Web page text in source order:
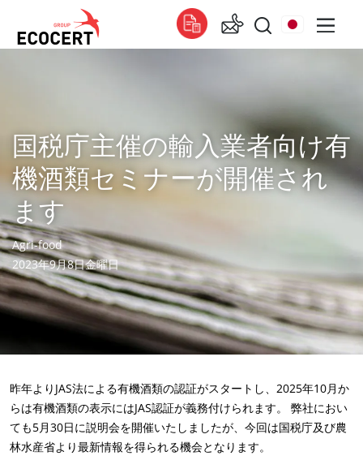
トレーニング
コンサルティング
エコサート
エコサートについて
ニュース
キャリア
国税庁主催の輸入業者向け有
機酒類セミナーが開催され
ます
Agri-food
2023年9月8日金曜日
昨年よりJAS法による有機酒類の認証がスタートし、2025年10月か
らは有機酒類の表示にはJAS認証が義務付けられます。 弊社におい
ても5月30日に説明会を開催いたしましたが、今回は国税庁及び農
林水産省より最新情報を得られる機会となります。